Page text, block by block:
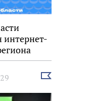
Выбрать